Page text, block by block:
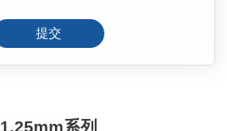
提交
1.25mm系列